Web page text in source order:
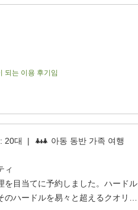
되는 이용 후기임
20대 | 아동 동반 가족 여행
ィ
を目当てに予約しました。ハードル
ハードルを易々と超えるクオリテ